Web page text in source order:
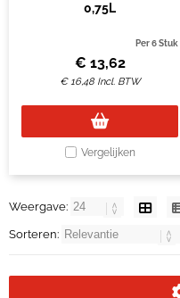
0,75L
Per 6 Stuk
€ 13,62
€16,48 Incl. BTW
Vergelijken
Weergave:
Sorteren: